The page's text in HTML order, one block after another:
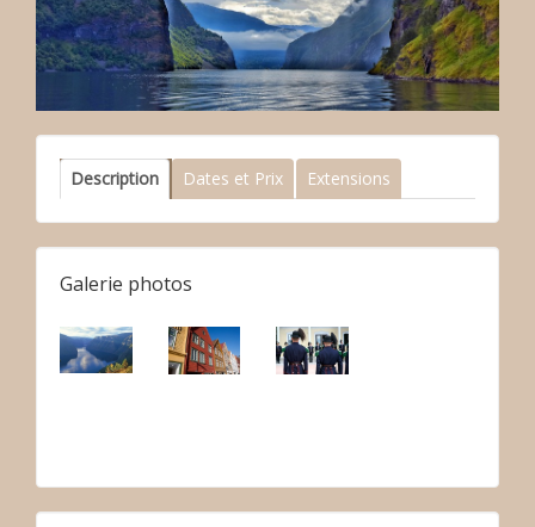
Description Dates et Prix Extensions
Galerie photos